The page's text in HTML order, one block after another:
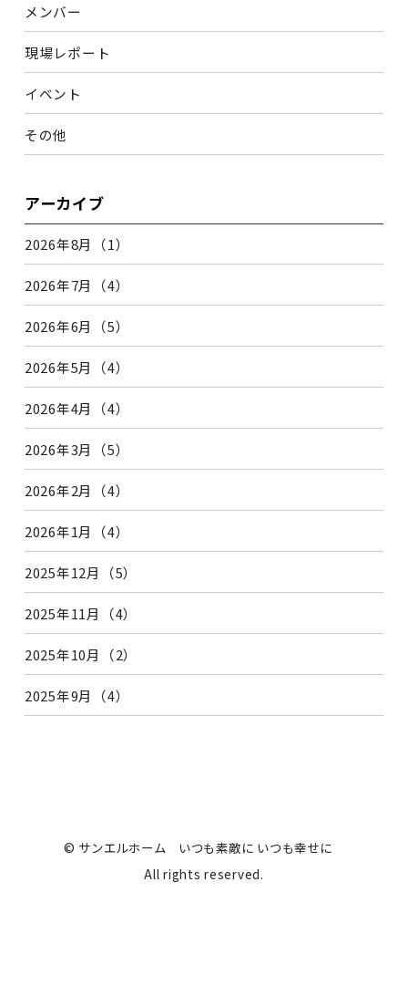
メンバー
現場レポート
イベント
その他
アーカイブ
2026年8月（1）
2026年7月（4）
2026年6月（5）
2026年5月（4）
2026年4月（4）
2026年3月（5）
2026年2月（4）
2026年1月（4）
2025年12月（5）
2025年11月（4）
2025年10月（2）
2025年9月（4）
© サンエルホーム いつも素敵に いつも幸せに
All rights reserved.